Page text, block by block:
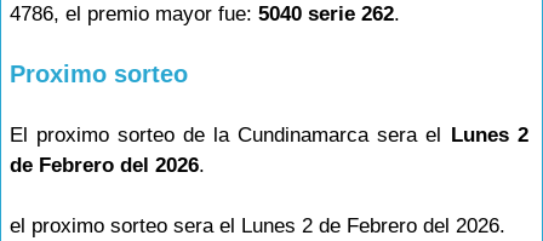
4786, el premio mayor fue: 5040 serie 262.
Proximo sorteo
El proximo sorteo de la Cundinamarca sera el Lunes 2
de Febrero del 2026.
el proximo sorteo sera el Lunes 2 de Febrero del 2026.